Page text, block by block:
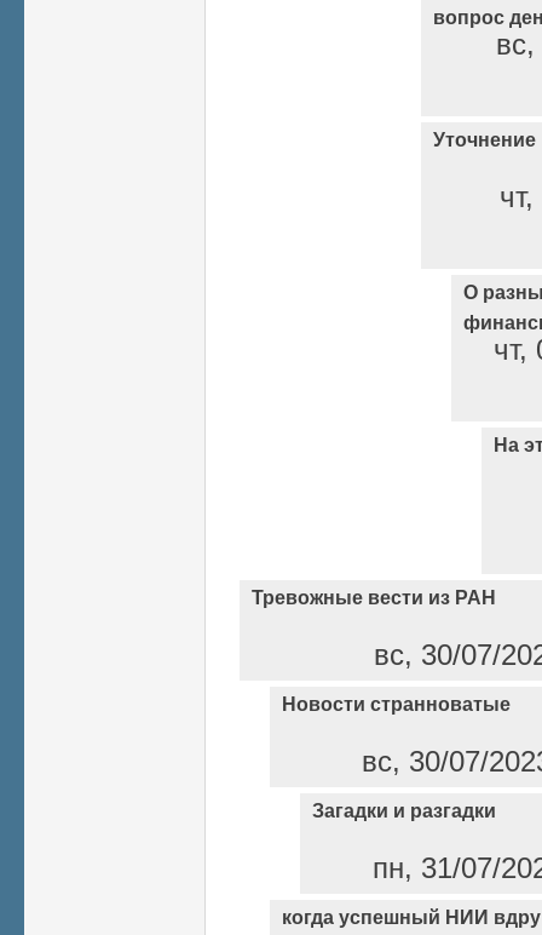
вопрос
Уточнение
О
чт,
На
Тревожные вести из РАН
вс, 30/07/
Новости странноватые
вс, 30/07/
Загадки и разгадки
пн, 31/07/
когда успешный НИИ